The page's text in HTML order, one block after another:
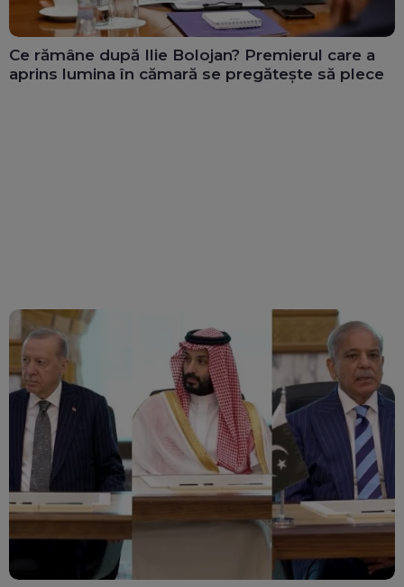
Ce rămâne după Ilie Bolojan? Premierul care a
aprins lumina în cămară se pregătește să plece